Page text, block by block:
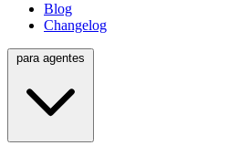
Blog
Changelog